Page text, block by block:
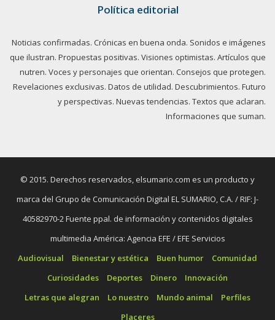
Política editorial
Noticias confirmadas. Crónicas en buena onda. Sonidos e imágenes
que ilustran. Propuestas positivas. Visiones optimistas. Artículos que
nutren. Voces y personajes que orientan. Consejos que protegen.
Revelaciones exclusivas. Datos de utilidad. Descubrimientos. Futuro
y perspectivas. Nuevas tendencias. Textos que aclaran.
Informaciones que suman.
© 2015. Derechos reservados, elsumario.com es un producto y
marca del Grupo de Comunicación Digital EL SUMARIO, C.A. / RIF: J-
40582970-2 Fuente ppal. de información y contenidos digitales
multimedia América: Agencia EFE / EFE Servicios
Audiovisual
Bienestar y estética Buen humor
Comunidad
Curiosidades
Deportes Dinero
Innovación
Letras que alegran
Lo nuestro Mundo animal
Perfiles
Placeres